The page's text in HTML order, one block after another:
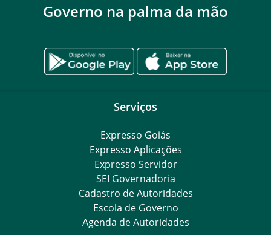
Governo na palma da mão
Serviços
Expresso Goiás
Expresso Aplicações
Expresso Servidor
SEI Governadoria
Cadastro de Autoridades
Escola de Governo
Agenda de Autoridades